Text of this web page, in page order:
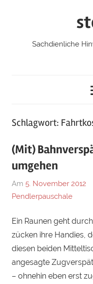
Sachdienliche
Schlagwort:
(Mit)
umgehen
Am 5. November 2012
Pendlerpauschale
Ein Raunen geht
zücken ihre Handies,
diesen beiden
angesagte
– ohnehin eben erst